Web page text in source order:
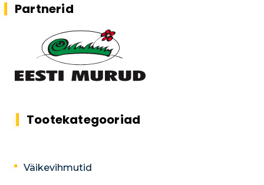
Partnerid
Tootekategooriad
Väikevihmutid